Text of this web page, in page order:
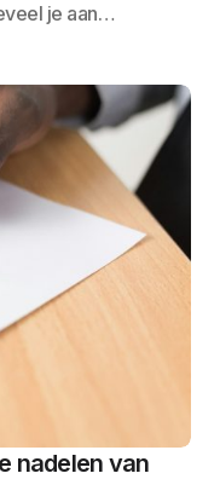
je aan…
nadelen van